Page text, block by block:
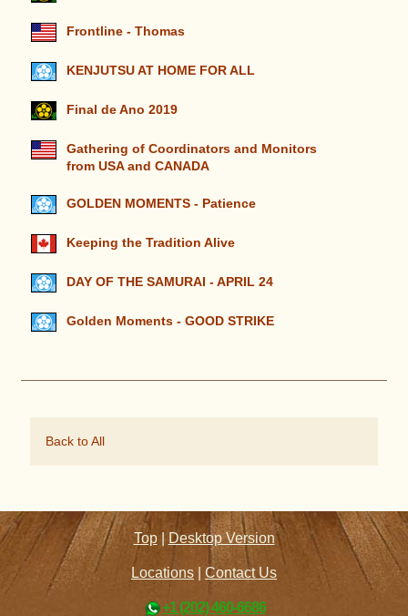
Frontline - Thomas
KENJUTSU AT HOME FOR ALL
Final de Ano 2019
Gathering of Coordinators and Monitors
from USA and CANADA
GOLDEN MOMENTS - Patience
Keeping the Tradition Alive
DAY OF THE SAMURAI - APRIL 24
Golden Moments - GOOD STRIKE
Back to All
Top | Desktop Version
Locations Contact Us
+1 (202) 460-6686